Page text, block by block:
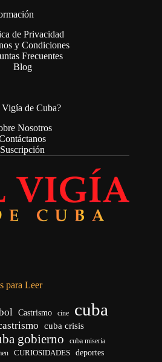
de Privacidad
y Condiciones
Frecuentes
Blog
Vigía de Cuba?
Nosotros
Suscripción
para Leer
Castrismo cine cuba
cuba crisis
gobierno cuba miseria
CURIOSIDADES deportes